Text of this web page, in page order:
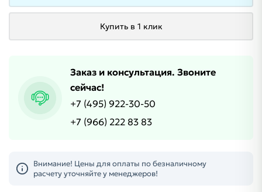
Купить в 1 клик
Заказ и консультация. Звоните
сейчас!
+7 (495) 922-30-50
+7 (966) 222 83 83
Внимание! Цены для оплаты по безналичному
расчету уточняйте у менеджеров!